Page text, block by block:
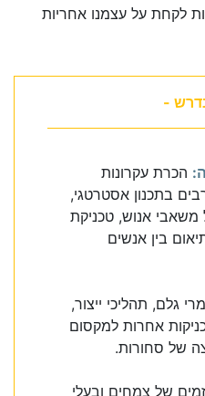
לקחת על עצמנו אחריות
-
הכרת עקרונות
בתכנון אסטרטגי,
אנוש, טכניקת
בין אנשים
גלם, תהליכי ייצור,
אחרות למקסום
של סחורות.
של צמחים ובעלי